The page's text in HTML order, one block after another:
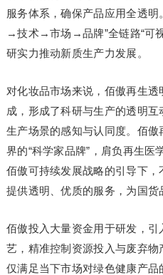
服务体系，确保产品应用全透
→技术→市场→品牌”全链路“可
研实力推动新质生产力发展。
对化妆品市场来说，佰傲再生
成，形成了科研与生产的透明互
生产场景的感知与认同度。佰
界的“科学家品牌”，肩负再生医
佰傲可持续发展战略的引导下
提供透明、优质的服务，为国货
佰傲投入大量资金用于研发，
艺，精准控制资源投入与废弃
仅满足当下市场对绿色健康产